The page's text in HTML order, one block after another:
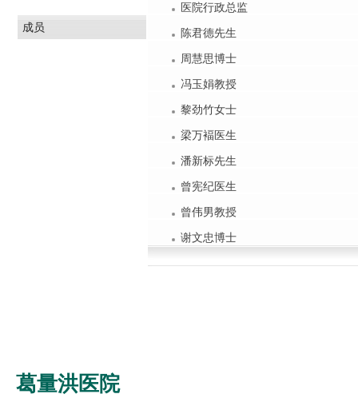
医院行政总监
成员
陈君德先生
周慧思博士
冯玉娟教授
黎劲竹女士
梁万褔医生
潘新标先生
曾宪纪医生
曾伟男教授
谢文忠博士
葛量洪医院